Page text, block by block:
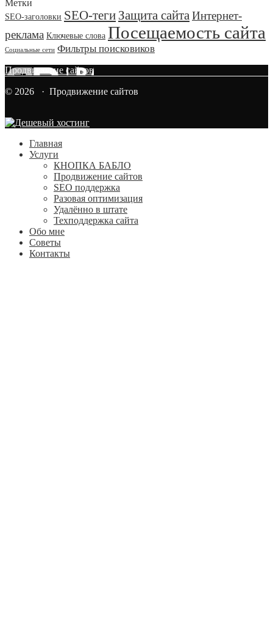
Метки
SEO-заголовки SEO-теги Защита сайта Интернет-
реклама Ключевые слова Посещаемость сайта
Социальные сети Фильтры поисковиков
Продвижение сайтов
© 2026 · Продвижение сайтов
Главная
Услуги
КНОПКА БАБЛО
Продвижение сайтов
SEO поддержка
Разовая оптимизация
Удалённо в штате
Техподдержка сайта
Обо мне
Советы
Контакты